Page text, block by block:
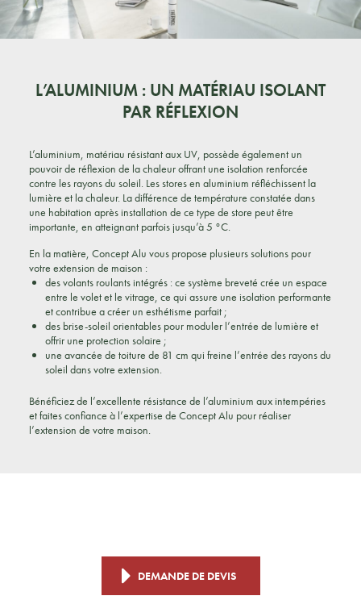
L’ALUMINIUM : UN MATÉRIAU ISOLANT
PAR RÉFLEXION
L’aluminium, matériau résistant aux UV, possède également un
pouvoir de réflexion de la chaleur offrant une isolation renforcée
contre les rayons du soleil. Les stores en aluminium réfléchissent la
lumière et la chaleur. La différence de température constatée dans
une habitation après installation de ce type de store peut être
importante, en atteignant parfois jusqu’à 5 °C.
En la matière, Concept Alu vous propose plusieurs solutions pour
votre extension de maison :
des volants roulants intégrés : ce système breveté crée un espace
entre le volet et le vitrage, ce qui assure une isolation performante
et contribue a créer un esthétisme parfait ;
des brise-soleil orientables pour moduler l’entrée de lumière et
offrir une protection solaire ;
une avancée de toiture de 81 cm qui freine l’entrée des rayons du
soleil dans votre extension.
Bénéficiez de l’excellente résistance de l’aluminium aux intempéries
et faites confiance à l’expertise de Concept Alu pour réaliser
l’extension de votre maison.
DEMANDE DE DEVIS